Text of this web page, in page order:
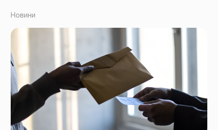
Новини